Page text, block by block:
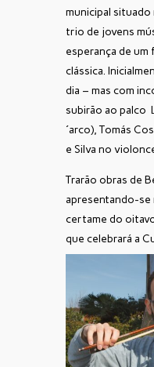
municipal situado
trio de jovens
esperança de
clássica.
dia – mas com
subirão ao palco
´arco), Tomás
e Silva no
Trarão obras de
apresentando-
certame do
que celebrará a